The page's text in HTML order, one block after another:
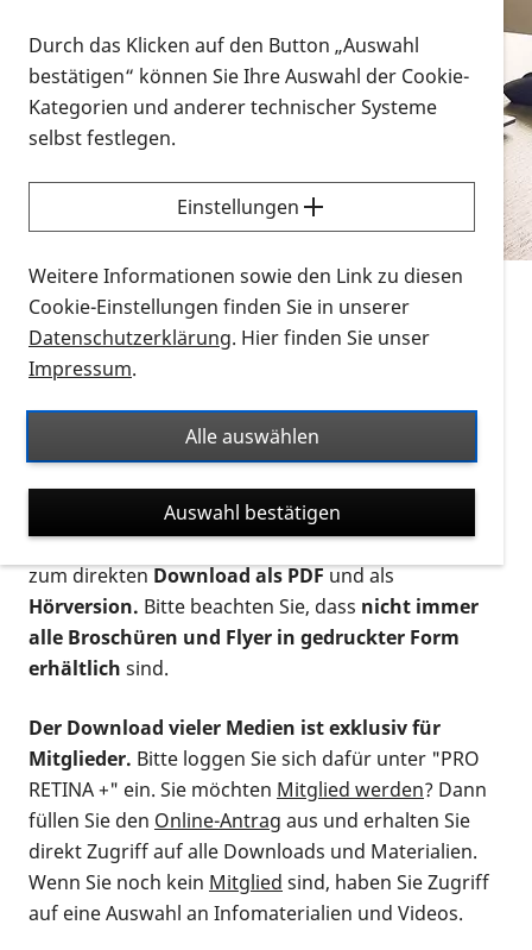
Vorlesen
Alle Infomaterialien in verschiedenen
Formaten an einem Ort
Sie möchten wissen, wie Sie nach Infonmaterial
suchen und dieses bestellen bzw. herunterladen
können? Schauen Sie sich dieErklärvideos zum
Thema Infomaterial auf der PRO RETINA-Website
für blinde und sehbehinderte Menschen an.
Auf dieser Seite finden Sie sämtliches Infomaterial
Ort. Nutzen Sie den Formatfilter, um ausschließlich
nach Flyern und Broschüren, Audios oder Videos zu
suchen. Die meisten Flyer und Broschüren werden in
verschiedenen Formaten angeboten: zur
postalischen Bestellung als gedruckte Variante
zum direktenDownload als PDFund als
Hörversion. Bitte beachten Sie, dass nicht immer
alle Broschüren und Flyer in gedruckter Form
erhältlich sind.
Der Download vieler Medien ist exklusiv für
Mitglieder. Bitte loggen Sie sich dafür unter "PRO
RETINA +" ein. Sie möchten Mitglied werden? Dann
füllen Sie den Online-Antrag aus und erhalten Sie
direkt Zugriff auf alle Downloads und Materialien.
Wenn Sie noch kein Mitglied sind, haben Sie Zugriff
auf eine Auswahl an Infomaterialien und Videos.
Durch das Klicken auf den Button „Auswahl
bestätigen“ können Sie Ihre Auswahl der Cookie-
Kategorien und anderer technischer Systeme
selbst festlegen.
Einstellungen
Weitere Informationen sowie den Link zu diesen
Cookie-Einstellungen finden Sie in unserer
Datenschutzerklärung. Hier finden Sie unser
Impressum.
Alle auswählen
Auswahl bestätigen